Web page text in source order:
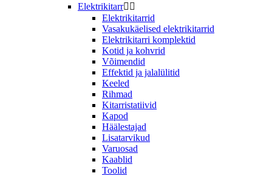
Elektrikitarr 
Elektrikitarrid
Vasakukäelised elektrikitarrid
Elektrikitarri komplektid
Kotid ja kohvrid
Võimendid
Effektid ja jalalülitid
Keeled
Rihmad
Kitarristatiivid
Kapod
Häälestajad
Lisatarvikud
Varuosad
Kaablid
Toolid